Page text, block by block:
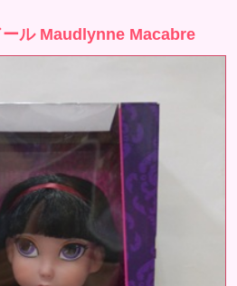
ル Maudlynne Macabre